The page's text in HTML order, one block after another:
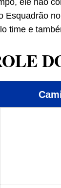
Esquadrão
time e